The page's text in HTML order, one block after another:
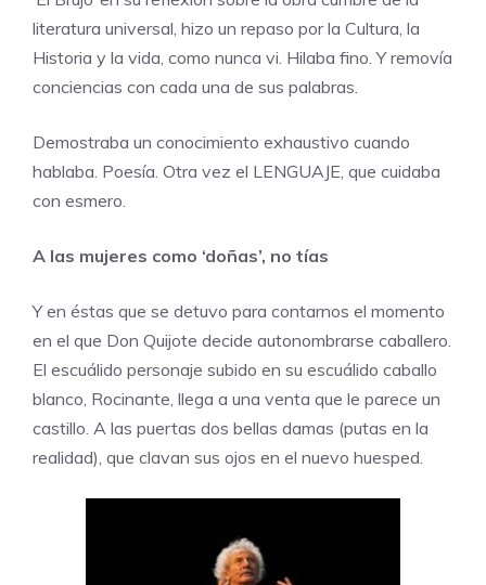
literatura universal, hizo un repaso por la Cultura, la
Historia y la vida, como nunca vi. Hilaba fino. Y removía
conciencias con cada una de sus palabras.
Demostraba un conocimiento exhaustivo cuando
hablaba. Poesía. Otra vez el LENGUAJE, que cuidaba
con esmero.
A las mujeres como ‘doñas’, no tías
Y en éstas que se detuvo para contarnos el momento
en el que Don Quijote decide autonombrarse caballero.
El escuálido personaje subido en su escuálido caballo
blanco, Rocinante, llega a una venta que le parece un
castillo. A las puertas dos bellas damas (putas en la
realidad), que clavan sus ojos en el nuevo huesped.